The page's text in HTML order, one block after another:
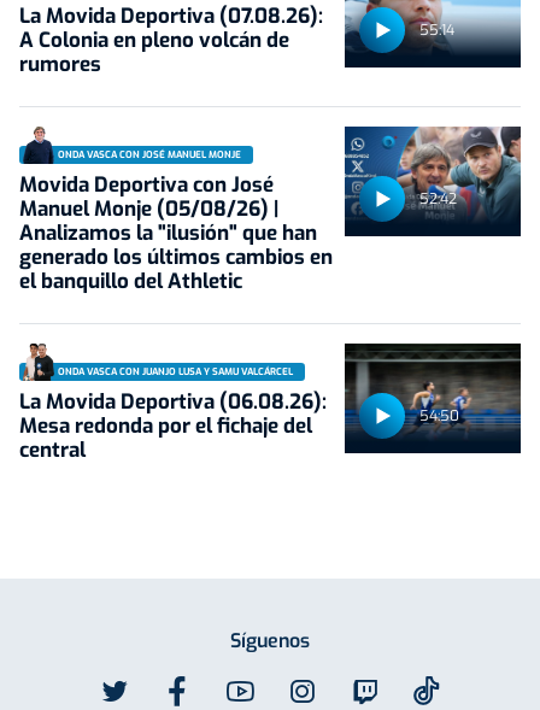
55:14
La Movida Deportiva (07.08.26):
A Colonia en pleno volcán de
rumores
52:42
ONDA VASCA CON JOSÉ MANUEL MONJE
Movida Deportiva con José
Manuel Monje (05/08/26) |
Analizamos la "ilusión" que han
generado los últimos cambios en
el banquillo del Athletic
54:50
ONDA VASCA CON JUANJO LUSA Y SAMU VALCÁRCEL
La Movida Deportiva (06.08.26):
Mesa redonda por el fichaje del
central
Síguenos